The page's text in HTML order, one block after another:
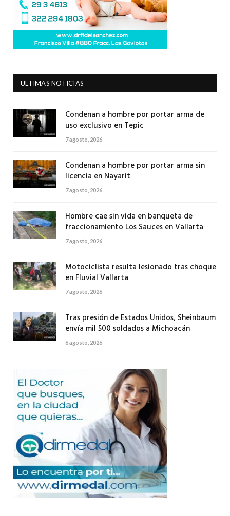
ULTIMAS NOTICIAS
Condenan a hombre por portar arma de
uso exclusivo en Tepic
7 agosto, 2026
Condenan a hombre por portar arma sin
licencia en Nayarit
7 agosto, 2026
Hombre cae sin vida en banqueta de
fraccionamiento Los Sauces en Vallarta
7 agosto, 2026
Motociclista resulta lesionado tras choque
en Fluvial Vallarta
7 agosto, 2026
Tras presión de Estados Unidos, Sheinbaum
envía mil 500 soldados a Michoacán
6 agosto, 2026